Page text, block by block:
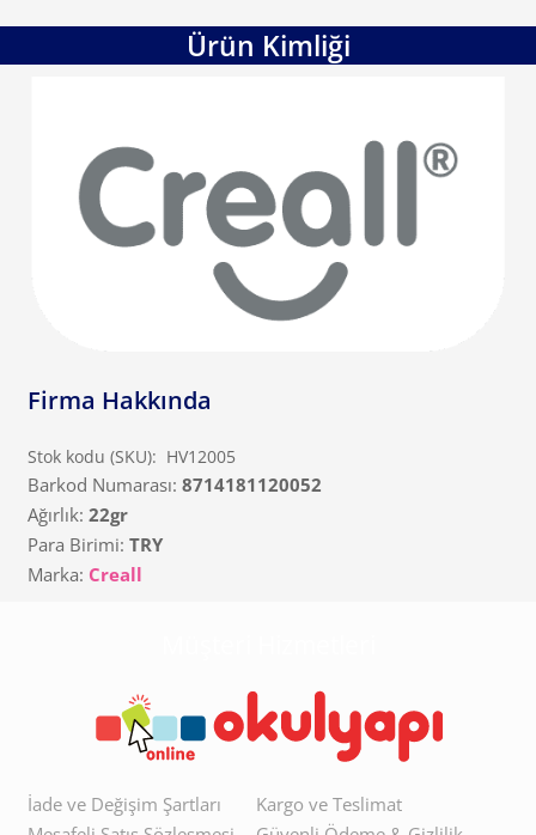
Ürün Kimliği
Firma Hakkında
Stok kodu (SKU): HV12005
Barkod Numarası: 8714181120052
Ağırlık: 22gr
Para Birimi: TRY
Marka: Creall
İade ve Değişim Şartları
Kargo ve Teslimat